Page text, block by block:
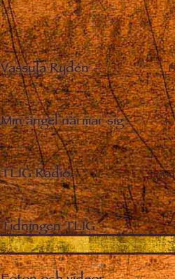
Vassula Rydén–
Min ängel närmar sig–
TLIG Radio–
Tidningen TLIG–